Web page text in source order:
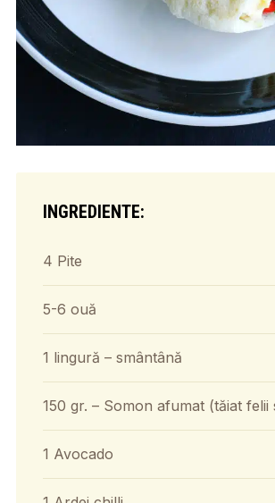
INGREDIENTE:
4 Pite
5-6 ouă
1 lingură – smântână
150 gr. – Somon afumat (tăiat felii
1 Avocado